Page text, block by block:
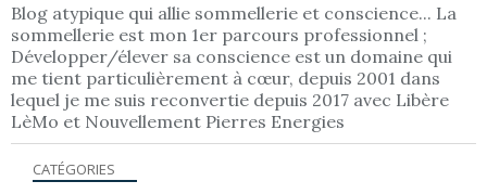
Blog atypique qui allie sommellerie et conscience... La
sommellerie est mon 1er parcours professionnel ;
Développer/élever sa conscience est un domaine qui
me tient particulièrement à cœur, depuis 2001 dans
lequel je me suis reconvertie depuis 2017 avec Libère
LèMo et Nouvellement Pierres Energies
CATÉGORIES